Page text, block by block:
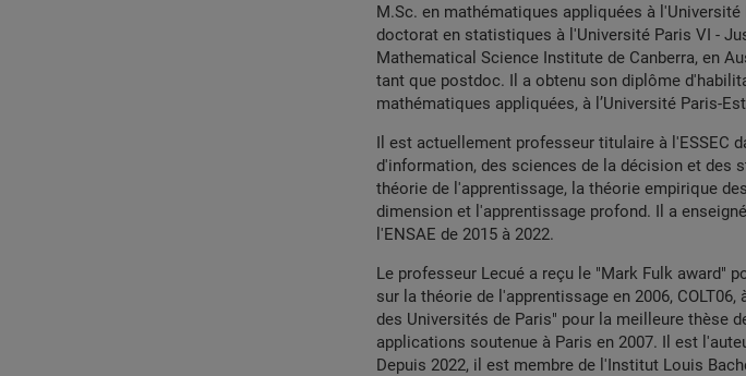
M.Sc. en mathématiques appliquées à l'Université
doctorat en statistiques à l'Université Paris VI -
Mathematical Science Institute de Canberra, en
tant que postdoc. Il a obtenu son diplôme
mathématiques appliquées, à l’Université Paris-
Il est actuellement professeur titulaire à l'ESSEC
d'information, des sciences de la décision et des
théorie de l'apprentissage, la théorie empirique
dimension et l'apprentissage profond. Il a
l'ENSAE de 2015 à 2022.
Le professeur Lecué a reçu le "Mark Fulk award"
sur la théorie de l'apprentissage en 2006,
des Universités de Paris" pour la meilleure thèse
applications soutenue à Paris en 2007. Il est
Depuis 2022, il est membre de l'Institut Louis